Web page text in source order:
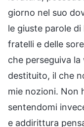
giorno nel suo
le giuste parole
fratelli e delle
che perseguiva
destituito, il che
mie nozioni. Non
sentendomi
e addirittura